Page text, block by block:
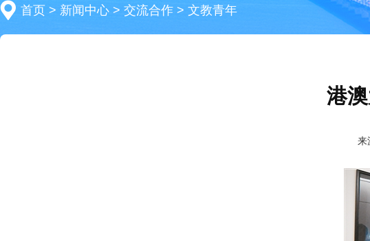
首页 > 新闻中心 > 交流合作 > 文教青年
港